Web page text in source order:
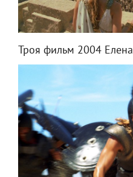
Троя фильм 2004 Елена